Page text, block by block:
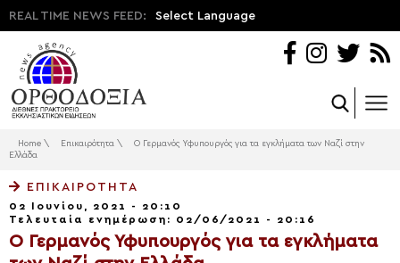
REAL TIME NEWS FEED: Select Language
Home \ Επικαιρότητα \
Ο Γερμανός Υφυπουργός για τα εγκλήματα των Ναζί στην
Ελλάδα
ΕΠΙΚΑΙΡΌΤΗΤΑ
02 Ιουνίου, 2021 - 20:10
Τελευταία ενημέρωση: 02/06/2021 - 20:16
Ο Γερμανός Υφυπουργός για τα εγκλήματα